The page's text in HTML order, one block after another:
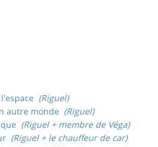
(Riguel)
autre monde (Riguel)
(Riguel + membre de Véga)
(Riguel + le chauffeur de car)